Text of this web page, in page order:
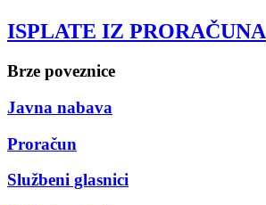
ISPLATE IZ PRORAČUNA
Brze poveznice
Javna nabava
Proračun
Službeni glasnici